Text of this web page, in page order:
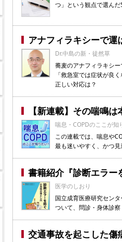
つ」という観点で選ん
アナフィラキシーで運
Dr.中島の新・徒然草
蕎麦のアナフィラキシ
「救急室では症状が良
正しい対応は？
【新連載】その喘鳴は
喘息・COPDのここが知
この連載では、喘息や
最も迷いやすく、かつ
書籍紹介『診断エラー
医学のしおり
国立成育医療研究セン
ついて、問診・身体診
交通事故を起こした傷